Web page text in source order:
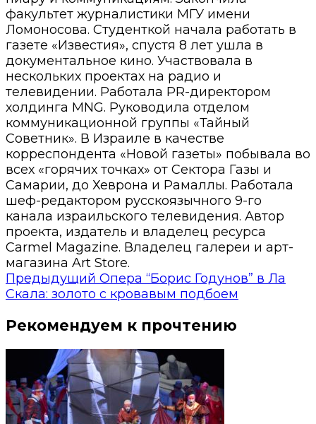
факультет журналистики МГУ имени
Ломоносова. Студенткой начала работать в
газете «Известия», спустя 8 лет ушла в
документальное кино. Участвовала в
нескольких проектах на радио и
телевидении. Работала PR-директором
холдинга MNG. Руководила отделом
коммуникационной группы «Тайный
Советник». В Израиле в качестве
корреспондента «Новой газеты» побывала во
всех «горячих точках» от Сектора Газы и
Самарии, до Хеврона и Рамаллы. Работала
шеф-редактором русскоязычного 9-го
канала израильского телевидения. Автор
проекта, издатель и владелец ресурса
Carmel Magazine. Владелец галереи и арт-
магазина Art Store.
Предыдущий Опера “Борис Годунов” в Ла
Скала: золото с кровавым подбоем
Рекомендуем к прочтению